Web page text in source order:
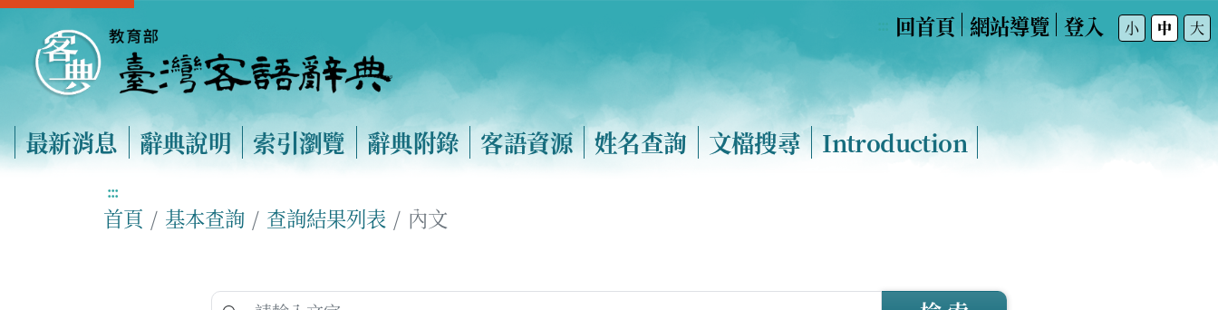
回首頁 網站導覽 登入 小 中 大
最新消息 辭典說明 索引瀏覽 辭典附錄 客語資源 姓名查詢 文檔搜尋 Introduction
:::
首頁 基本查詢 查詢結果列表 內文